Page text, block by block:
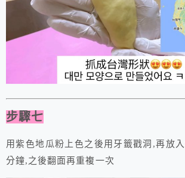
步驟七
用紫色地瓜粉上色之後用牙籤戳洞,再放
分鐘,之後翻面再重複一次